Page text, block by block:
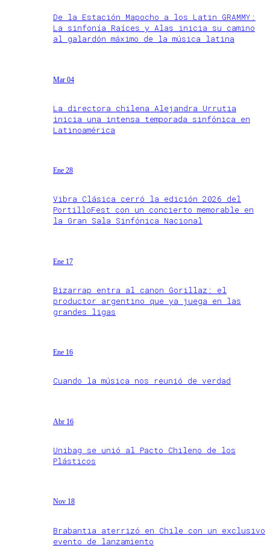
De la Estación Mapocho a los Latin GRAMMY:
La sinfonía Raíces y Alas inicia su camino
al galardón máximo de la música latina
Mar 04
La directora chilena Alejandra Urrutia
inicia una intensa temporada sinfónica en
Latinoamérica
Ene 28
Vibra Clásica cerró la edición 2026 del
PortilloFest con un concierto memorable en
la Gran Sala Sinfónica Nacional
Ene 17
Bizarrap entra al canon Gorillaz: el
productor argentino que ya juega en las
grandes ligas
Ene 16
Cuando la música nos reunió de verdad
Abr 16
Unibag se unió al Pacto Chileno de los
Plásticos
Nov 18
Brabantia aterrizó en Chile con un exclusivo
evento de lanzamiento